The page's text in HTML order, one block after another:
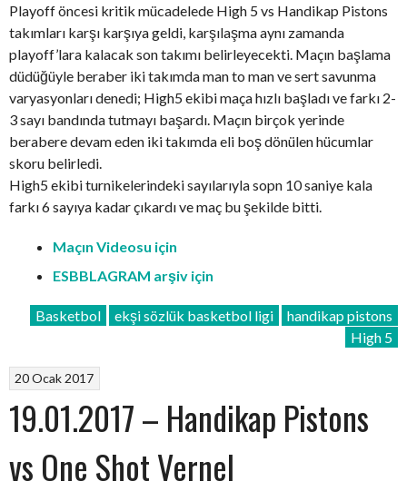
Playoff öncesi kritik mücadelede High 5 vs Handikap Pistons
takımları karşı karşıya geldi, karşılaşma aynı zamanda
playoff’lara kalacak son takımı belirleyecekti. Maçın başlama
düdüğüyle beraber iki takımda man to man ve sert savunma
varyasyonları denedi; High5 ekibi maça hızlı başladı ve farkı 2-
3 sayı bandında tutmayı başardı. Maçın birçok yerinde
berabere devam eden iki takımda eli boş dönülen hücumlar
skoru belirledi.
High5 ekibi turnikelerindeki sayılarıyla sopn 10 saniye kala
farkı 6 sayıya kadar çıkardı ve maç bu şekilde bitti.
Maçın Videosu için
ESBBLAGRAM arşiv için
Basketbol ekşi sözlük basketbol ligi
handikap pistons
High 5
20 Ocak 2017
19.01.2017 – Handikap Pistons
vs One Shot Vernel